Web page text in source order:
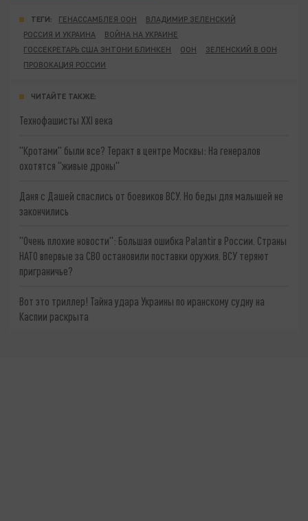
ТЕГИ: ГЕНАССАМБЛЕЯ ООН
ВЛАДИМИР ЗЕЛЕНСКИЙ
РОССИЯ И УКРАИНА
ВОЙНА НА УКРАИНЕ
ГОССЕКРЕТАРЬ США ЭНТОНИ БЛИНКЕН
ООН
ЗЕЛЕНСКИЙ В ООН
ПРОВОКАЦИЯ РОССИИ
ЧИТАЙТЕ ТАКЖЕ:
Технофашисты XXI века
"Кротами" были все? Теракт в центре Москвы: На генералов
охотятся "живые дроны"
Даня с Дашей спаслись от боевиков ВСУ. Но беды для малышей не
закончились
"Очень плохие новости": Большая ошибка Palantir в России. Страны
НАТО впервые за СВО остановили поставки оружия. ВСУ теряют
приграничье?
Вот это триллер! Тайна удара Украины по иранскому судну на
Каспии раскрыта